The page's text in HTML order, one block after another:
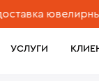
ювелирных
УСЛУГИ